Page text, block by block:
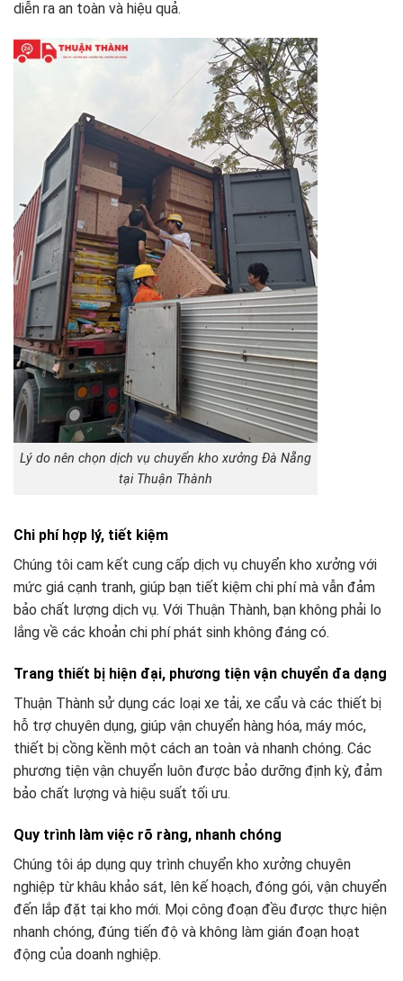
diễn ra an toàn và hiệu quả.
Lý do nên chọn dịch vụ chuyển kho xưởng Đà Nẵng
tại Thuận Thành
Chi phí hợp lý, tiết kiệm
Chúng tôi cam kết cung cấp dịch vụ chuyển kho xưởng với
mức giá cạnh tranh, giúp bạn tiết kiệm chi phí mà vẫn đảm
bảo chất lượng dịch vụ. Với Thuận Thành, bạn không phải lo
lắng về các khoản chi phí phát sinh không đáng có.
Trang thiết bị hiện đại, phương tiện vận chuyển đa dạng
Thuận Thành sử dụng các loại xe tải, xe cẩu và các thiết bị
hỗ trợ chuyên dụng, giúp vận chuyển hàng hóa, máy móc,
thiết bị cồng kềnh một cách an toàn và nhanh chóng. Các
phương tiện vận chuyển luôn được bảo dưỡng định kỳ, đảm
bảo chất lượng và hiệu suất tối ưu.
Quy trình làm việc rõ ràng, nhanh chóng
Chúng tôi áp dụng quy trình chuyển kho xưởng chuyên
nghiệp từ khâu khảo sát, lên kế hoạch, đóng gói, vận chuyển
đến lắp đặt tại kho mới. Mọi công đoạn đều được thực hiện
nhanh chóng, đúng tiến độ và không làm gián đoạn hoạt
động của doanh nghiệp.